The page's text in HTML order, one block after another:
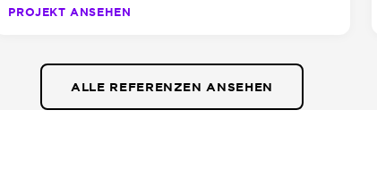
PROJEKT ANSEHEN
ALLE REFERENZEN ANSEHEN